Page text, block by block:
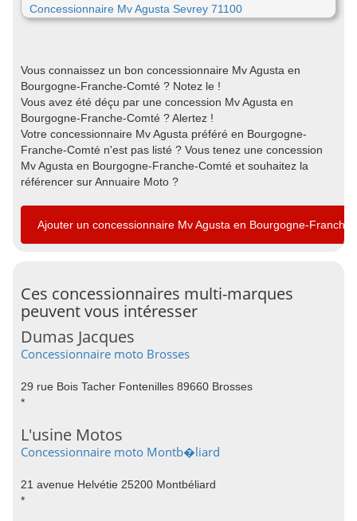
Concessionnaire Mv Agusta Sevrey 71100
Vous connaissez un bon concessionnaire Mv Agusta en
Bourgogne-Franche-Comté ? Notez le !
Vous avez été déçu par une concession Mv Agusta en
Bourgogne-Franche-Comté ? Alertez !
Votre concessionnaire Mv Agusta préféré en Bourgogne-
Franche-Comté n'est pas listé ? Vous tenez une concession
Mv Agusta en Bourgogne-Franche-Comté et souhaitez la
référencer sur Annuaire Moto ?
Ajouter un concessionnaire Mv Agusta en Bourgogne-
Ces concessionnaires multi-marques
peuvent vous intéresser
Dumas Jacques
Concessionnaire moto Brosses
29 rue Bois Tacher Fontenilles 89660 Brosses
*
L'usine Motos
Concessionnaire moto Montb�liard
21 avenue Helvétie 25200 Montbéliard
*